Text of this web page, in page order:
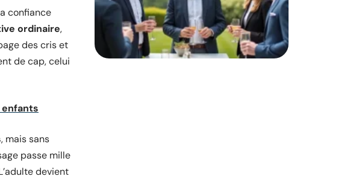
confiance
ordinaire,
des cris et
de cap, celui
, mais sans
passe mille
devient